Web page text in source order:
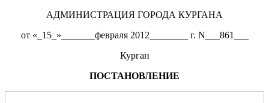
АДМИНИСТРАЦИЯ ГОРОДА КУРГАНА
от «_15_»_______февраля 2012________ г. N___861___
Курган
ПОСТАНОВЛЕНИЕ